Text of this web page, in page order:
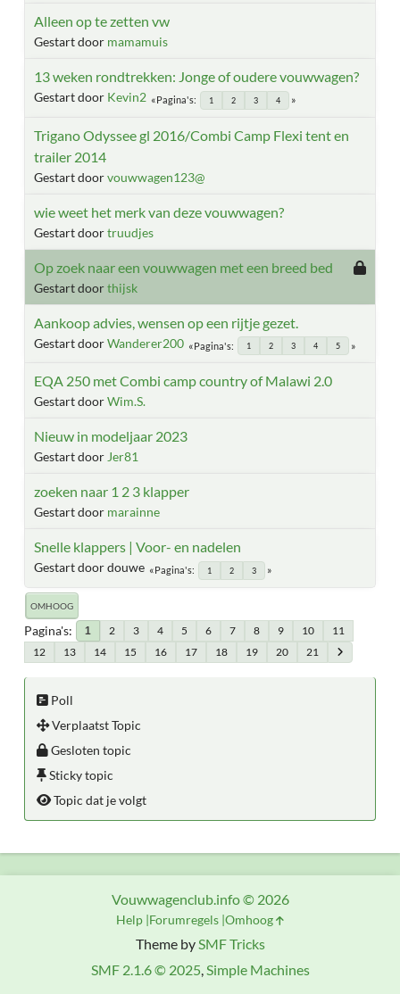
Alleen op te zetten vw
Gestart door mamamuis
13 weken rondtrekken: Jonge of oudere vouwwagen?
Gestart door Kevin2 Pagina's 1 2 3 4
Trigano Odyssee gl 2016/Combi Camp Flexi tent en
trailer 2014
Gestart doorvouwwagen123@
wie weet het merk van deze vouwwagen?
Gestart doortruudjes
Op zoek naar een vouwwagen met een breed bed
Gestart doorthijsk
Aankoop advies, wensen op een rijtje gezet.
Gestart doorWanderer200 Pagina's 1 2 3 4 5
EQA 250 met Combi camp country of Malawi 2.0
Gestart doorWim.S.
Nieuw in modeljaar 2023
Gestart door Jer81
zoeken naar 1 2 3 klapper
Gestart door marainne
Snelle klappers | Voor- en nadelen
Gestart door douwe Pagina's 1 2 3
OMHOOG
Pagina's 1 2 3 4 5 6 7 8 9 10
11
12
13 14 15 16 17 18 19 20 21
Poll
Verplaatst Topic
Gesloten topic
Sticky topic
Topic dat je volgt
Theme bySMF Tricks
SMF 2.1.6 © 2025,Simple Machines
Vouwwagenclub.info © 2026
Help Forumregels Omhoog